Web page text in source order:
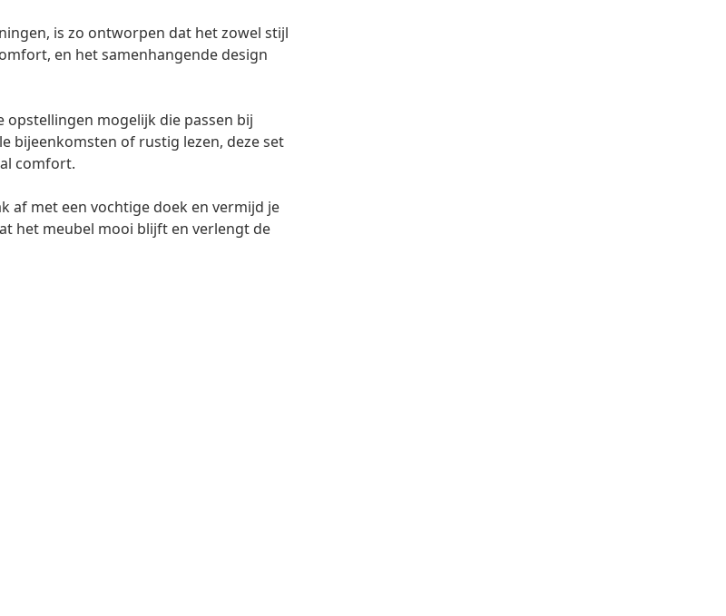
is zo ontworpen dat het zowel stijl
en het samenhangende design
mogelijk die passen bij
bijeenkomsten of rustig lezen, deze set
comfort.
af met een vochtige doek en vermijd je
het meubel mooi blijft en verlengt de